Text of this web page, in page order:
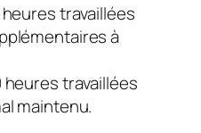
heures travaillées
à
heures travaillées
maintenu.